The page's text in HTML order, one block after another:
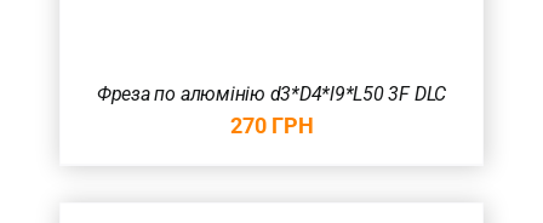
Фреза по алюмінію d3*D4*l9*L50 3F DLC
270 ГРН